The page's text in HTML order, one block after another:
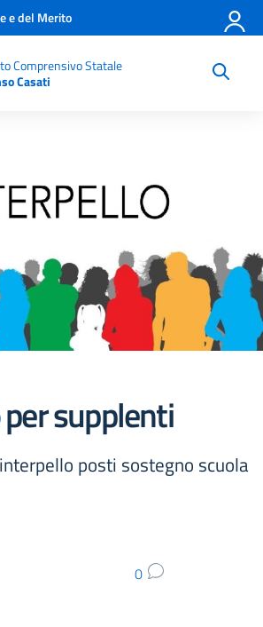
e del Merito
Comprensivo Statale
Casati
supplenti
posti sostegno scuola
0